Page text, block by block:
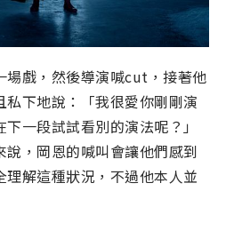
場戲，然後導演喊cut，接著他
私下地說：「我很愛你剛剛演
一段試試看別的演法呢？」
說，岡恩的喊叫會讓他們感到
理解這種狀況，不過他本人並